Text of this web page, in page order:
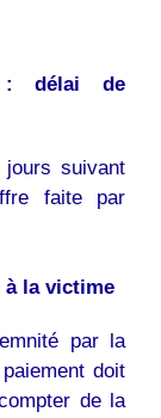
: délai de
suivant
faite par
à la victime
par la
doit
de la